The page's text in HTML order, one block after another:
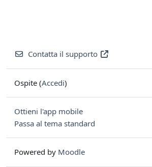
Contatta il supporto
Ospite (Accedi)
Ottieni l'app mobile
Passa al tema standard
Powered by Moodle